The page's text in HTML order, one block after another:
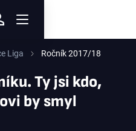
Liga Ročník 2017/18
Ty jsi kdo,
by smyl